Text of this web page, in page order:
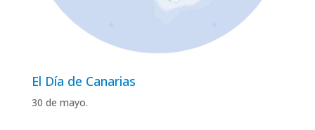
El Día de Canarias
30 de mayo.